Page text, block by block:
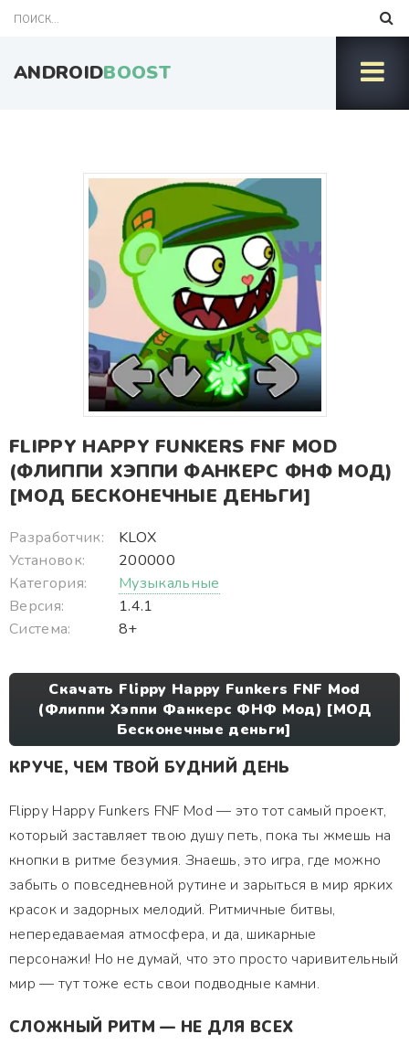
ANDROIDBOOST
FLIPPY HAPPY FUNKERS FNF MOD
(ФЛИППИ ХЭППИ ФАНКЕРС ФНФ МОД)
[МОД БЕСКОНЕЧНЫЕ ДЕНЬГИ]
Разработчик:
KLOX
Установок:
200000
Категория:
Музыкальные
Версия:
1.4.1
Система:
8+
Скачать Flippy Happy Funkers FNF Mod
(Флиппи Хэппи Фанкерс ФНФ Мод) [МОД
Бесконечные деньги]
КРУЧЕ, ЧЕМ ТВОЙ БУДНИЙ ДЕНЬ
Flippy Happy Funkers FNF Mod — это тот самый проект,
который заставляет твою душу петь, пока ты жмешь на
кнопки в ритме безумия. Знаешь, это игра, где можно
забыть о повседневной рутине и зарыться в мир ярких
красок и задорных мелодий. Ритмичные битвы,
непередаваемая атмосфера, и да, шикарные
персонажи! Но не думай, что это просто чаривительный
мир — тут тоже есть свои подводные камни.
СЛОЖНЫЙ РИТМ — НЕ ДЛЯ ВСЕХ